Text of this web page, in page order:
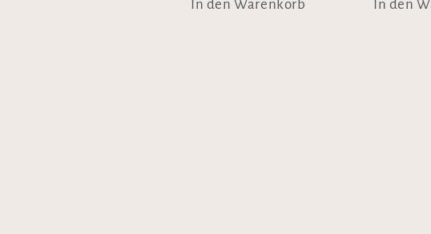
In den Warenkorb In den